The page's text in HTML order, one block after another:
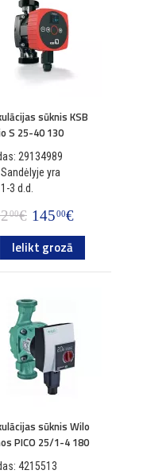
sūknis KSB
S 25-40 130
29134989
Sandėlyje yra
1-3 d.d.
00€ 14500€
Ielikt grozā
sūknis Wilo
PICO 25/1-4 180
4215513